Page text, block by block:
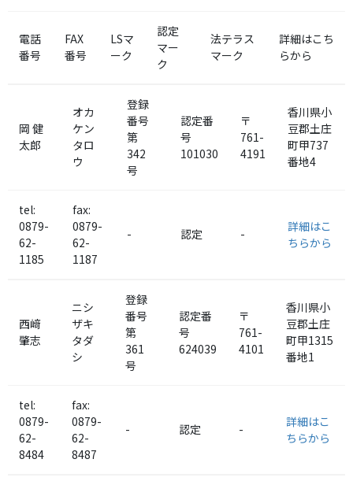
電話
番号
FAX
番号
LSマ
ーク
認定
マー
ク
法テラス
マーク
詳細はこち
らから
岡 健
太郎
オカ
ケン
タロ
ウ
登録
番号
第
342
号
認定番
号
101030
〒
761-
4191
香川県小
豆郡土庄
町甲737
番地4
tel:
0879-
62-
1185
fax:
0879-
62-
1187
- 認定 -
詳細はこ
ちらから
西﨑
肇志
ニシ
ザキ
タダ
シ
登録
番号
第
361
号
認定番
号
624039
〒
761-
4101
香川県小
豆郡土庄
町甲1315
番地1
tel:
0879-
62-
8484
fax:
0879-
62-
8487
- 認定 -
詳細はこ
ちらから